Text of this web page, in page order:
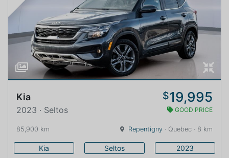
Kia $19,995
2023 · Seltos GOOD PRICE
85,900 km Repentigny · Quebec · 8 km
Kia Seltos 2023